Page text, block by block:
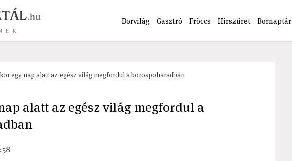
Borvilág Gasztró Fröccs Hírszüret Bornaptár
egy nap alatt az egész világ megfordul a borospoharadban
alatt az egész világ megfordul a